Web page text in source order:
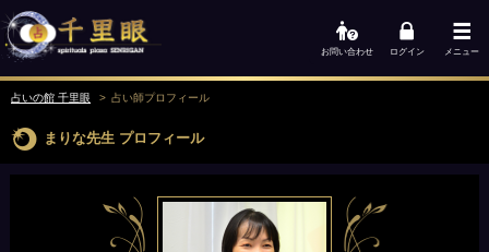
お問い合わせ ログイン メニュー
占いの館 千里眼 占い師プロフィール
まりな先生 プロフィール